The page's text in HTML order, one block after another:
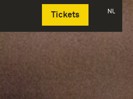
Tickets NL
Deutsch